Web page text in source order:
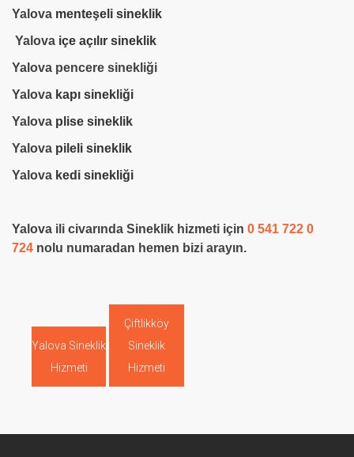
Yalova menteşeli sineklik
Yalova içe açılır sineklik
Yalova pencere sinekliği
Yalova kapı sinekliği
Yalova plise sineklik
Yalova pileli sineklik
Yalova kedi sinekliği
Yalova ili civarında Sineklik hizmeti için 0 541 722 0
724 nolu numaradan hemen bizi arayın.
Yalova Sineklik
Hizmeti
Çiftlikköy
Sineklik
Hizmeti